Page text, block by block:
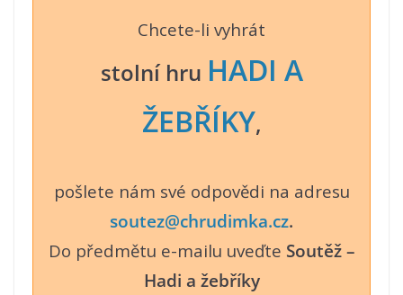
Chcete-li vyhrát
stolní hru HADI A
ŽEBŘÍKY,
pošlete nám své odpovědi na adresu
soutez@chrudimka.cz.
Do předmětu e-mailu uveďte Soutěž –
Hadi a žebříky